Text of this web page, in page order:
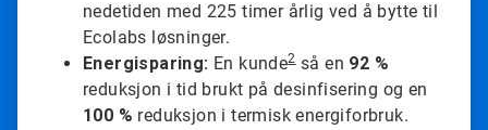
nedetiden med 225 timer årlig ved å bytte til
Ecolabs løsninger.
Energisparing: En kunde2så en 92 %
reduksjon i tid brukt på desinfisering og en
100 % reduksjon i termisk energiforbruk.